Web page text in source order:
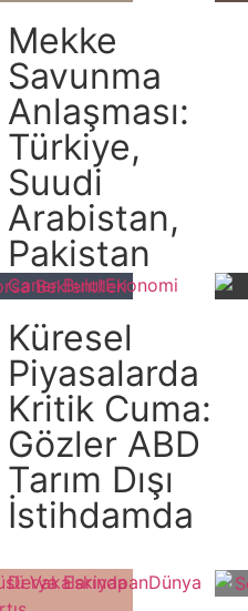
Mekke
Savunma
Anlaşması:
Türkiye,
Suudi
Arabistan,
Pakistan
Caner BulutEkonomi
Küresel
Piyasalarda
Kritik Cuma:
Gözler ABD
Tarım Dışı
İstihdamda
Derya EskiyapanDünya